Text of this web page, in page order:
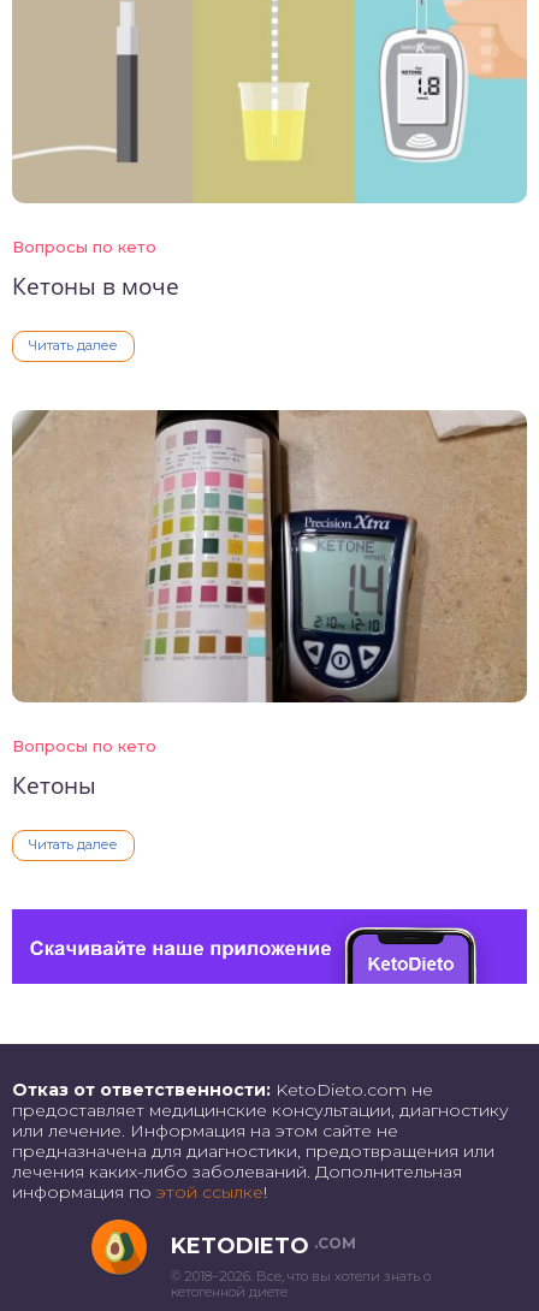
Вопросы по кето
Кетоны в моче
Читать далее
Вопросы по кето
Кетоны
Читать далее
Отказ от ответственности: KetoDieto.com не
предоставляет медицинские консультации, диагностику
или лечение. Информация на этом сайте не
предназначена для диагностики, предотвращения или
лечения каких-либо заболеваний. Дополнительная
информация по этой ссылке!
KETODIETO .COM
© 2018–2026. Все, что вы хотели знать о
кетогенной диете